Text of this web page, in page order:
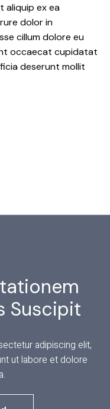
aliquip ex ea
dolor in
cillum dolore eu
occaecat cupidatat
deserunt mollit
Suscipit
adipiscing elit,
ut labore et dolore